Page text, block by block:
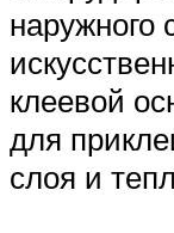
наружного
клеевой
для
слоя и